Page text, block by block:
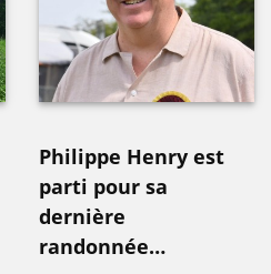
Philippe Henry est
parti pour sa
dernière
randonnée…